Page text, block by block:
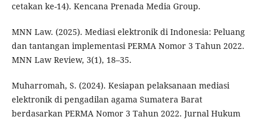
cetakan ke-14). Kencana Prenada Media Group.
MNN Law. (2025). Mediasi elektronik di Indonesia: Peluang
dan tantangan implementasi PERMA Nomor 3 Tahun 2022.
MNN Law Review, 3(1), 18–35.
Muharromah, S. (2024). Kesiapan pelaksanaan mediasi
elektronik di pengadilan agama Sumatera Barat
berdasarkan PERMA Nomor 3 Tahun 2022. Jurnal Hukum